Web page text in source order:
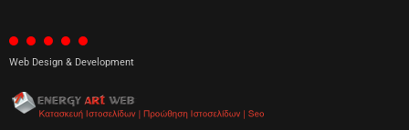
Web Design & Development